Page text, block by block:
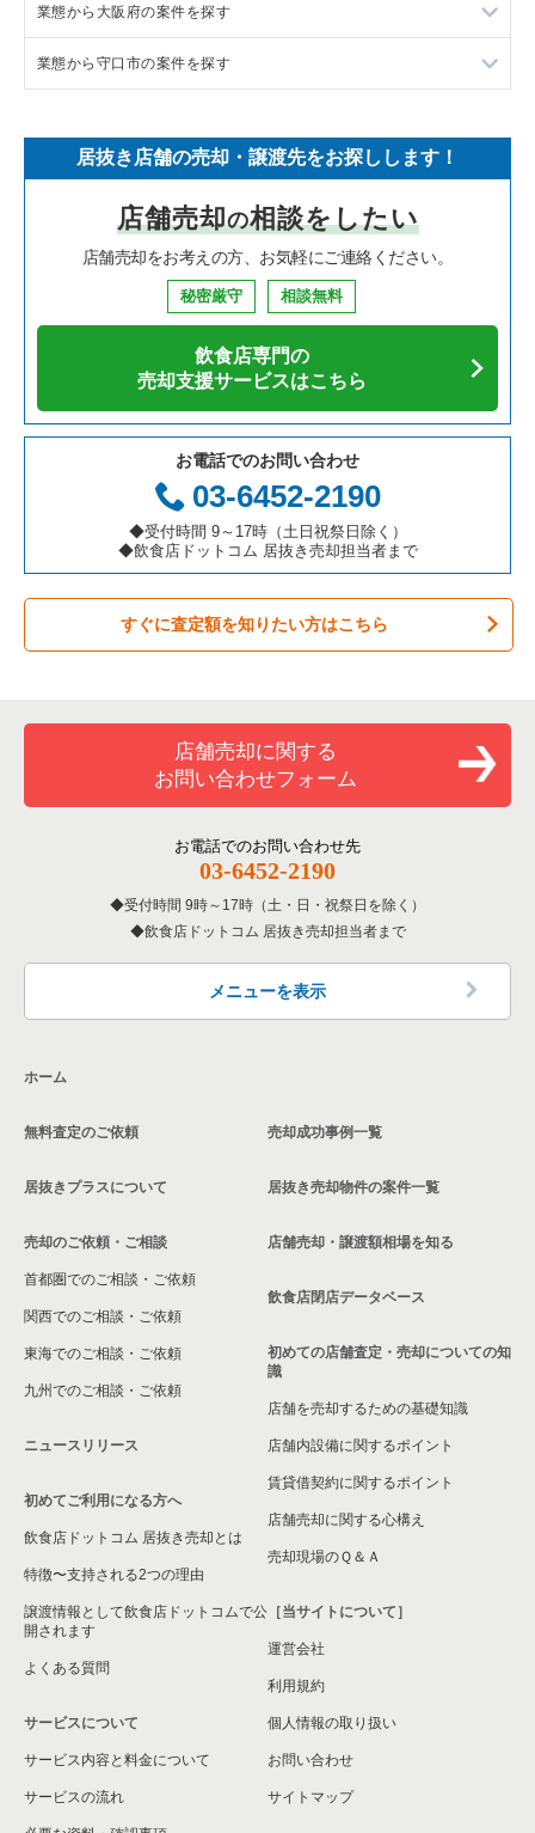
イタリア料理の居抜き売却物件の案件一覧
中華の居抜き売却物件の案件一覧
寿司の居抜き売却物件の案件一覧
焼肉の居抜き売却物件の案件一覧
鉄板焼き・お好み焼の居抜き売却物件の案件一覧
カフェの居抜き売却物件の案件一覧
テイクアウトの居抜き売却物件の案件一覧
お弁当・惣菜・デリの居抜き売却物件の案件一覧
カラオケ・パブ・スナックの居抜き売却物件の案件一覧
バーの居抜き売却物件の案件一覧
居酒屋・ダイニングバーの居抜き売却物件の案件一覧
洋食の居抜き売却物件の案件一覧
その他の居抜き売却物件の案件一覧
東京都下の飲食店の居抜き売却物件の案件一覧
千葉県の飲食店の居抜き売却物件の案件一覧
神奈川県の飲食店の居抜き売却物件の案件一覧
大阪府の飲食店の居抜き売却物件の案件一覧
兵庫県の飲食店の居抜き売却物件の案件一覧
愛知県の飲食店の居抜き売却物件の案件一覧
岐阜県の飲食店の居抜き売却物件の案件一覧
三重県の飲食店の居抜き売却物件の案件一覧
大阪市北区の飲食店の居抜き売却物件の案件一覧
大阪市中央区の飲食店の居抜き売却物件の案件一覧
堺市北区の飲食店の居抜き売却物件の案件一覧
堺市中区の飲食店の居抜き売却物件の案件一覧
大阪市西区の飲食店の居抜き売却物件の案件一覧
大阪市福島区の飲食店の居抜き売却物件の案件一覧
豊中市の飲食店の居抜き売却物件の案件一覧
大阪市都島区の飲食店の居抜き売却物件の案件一覧
大阪市阿倍野区の飲食店の居抜き売却物件の案件一覧
東大阪市の飲食店の居抜き売却物件の案件一覧
吹田市の飲食店の居抜き売却物件の案件一覧
大阪市東住吉区の飲食店の居抜き売却物件の案件一覧
門真市の飲食店の居抜き売却物件の案件一覧
大阪市天王寺区の飲食店の居抜き売却物件の案件一覧
高石市の飲食店の居抜き売却物件の案件一覧
大阪市鶴見区の飲食店の居抜き売却物件の案件一覧
大阪市浪速区の飲食店の居抜き売却物件の案件一覧
八尾市の飲食店の居抜き売却物件の案件一覧
大東市の飲食店の居抜き売却物件の案件一覧
箕面市の飲食店の居抜き売却物件の案件一覧
大阪市淀川区の飲食店の居抜き売却物件の案件一覧
大阪市東成区の飲食店の居抜き売却物件の案件一覧
大阪市城東区の飲食店の居抜き売却物件の案件一覧
大阪市旭区の飲食店の居抜き売却物件の案件一覧
和泉市の飲食店の居抜き売却物件の案件一覧
池田市の飲食店の居抜き売却物件の案件一覧
大阪市大正区の飲食店の居抜き売却物件の案件一覧
業態から大阪府の案件を探す
大阪府のラーメンの居抜き売却物件の案件一覧
大阪府のイタリア料理の居抜き売却物件の案件一覧
大阪府の中華の居抜き売却物件の案件一覧
大阪府のそば・うどんの居抜き売却物件の案件一覧
大阪府の焼肉の居抜き売却物件の案件一覧
大阪府の鉄板焼き・お好み焼の居抜き売却物件の案件一覧
大阪府のアジア料理の居抜き売却物件の案件一覧
大阪府のカフェの居抜き売却物件の案件一覧
大阪府のテイクアウトの居抜き売却物件の案件一覧
大阪府のお弁当・惣菜・デリの居抜き売却物件の案件一覧
大阪府のバーの居抜き売却物件の案件一覧
大阪府の居酒屋・ダイニングバーの居抜き売却物件の案件一覧
大阪府の和食の居抜き売却物件の案件一覧
大阪府の洋食の居抜き売却物件の案件一覧
大阪府のその他の居抜き売却物件の案件一覧
業態から守口市の案件を探す
守口市のアジア料理の居抜き売却物件の案件一覧
守口市の居酒屋・ダイニングバーの居抜き売却物件の案件一覧
守口市のその他の居抜き売却物件の案件一覧
居抜き店舗の売却・譲渡先をお探しします！
店舗売却の相談をしたい
店舗売却をお考えの方、お気軽にご連絡ください。
秘密厳守 相談無料
飲食店専門の
売却支援サービスはこちら
お電話でのお問い合わせ
03-6452-2190
◆受付時間 9～17時（土日祝祭日除く）
◆飲食店ドットコム 居抜き売却担当者まで
すぐに査定額を知りたい方はこちら
店舗売却に関する
お問い合わせフォーム
お電話でのお問い合わせ先
03-6452-2190
受付時間 9時～17時（土・日・祝祭日を除く）
飲食店ドットコム 居抜き売却担当者まで
メニューを表示
ホーム
無料査定のご依頼
居抜きプラスについて
売却のご依頼・ご相談
首都圏でのご相談・ご依頼
関西でのご相談・ご依頼
東海でのご相談・ご依頼
九州でのご相談・ご依頼
ニュースリリース
初めてご利用になる方へ
飲食店ドットコム 居抜き売却とは
特徴〜支持される2つの理由
譲渡情報として飲食店ドットコムで公
開されます
よくある質問
サービスについて
サービス内容と料金について
サービスの流れ
売却成功事例一覧
居抜き売却物件の案件一覧
店舗売却・譲渡額相場を知る
飲食店閉店データベース
初めての店舗査定・売却についての知
識
店舗を売却するための基礎知識
店舗内設備に関するポイント
賃貸借契約に関するポイント
店舗売却に関する心構え
売却現場のＱ＆Ａ
［当サイトについて］
運営会社
利用規約
個人情報の取り扱い
お問い合わせ
サイトマップ